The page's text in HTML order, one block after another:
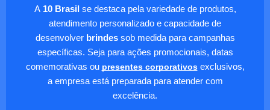
A10 Brasilse destaca pela variedade de produtos,
atendimento personalizado e capacidade de
desenvolver brindessob medida para campanhas
específicas. Seja para ações promocionais, datas
comemorativas ou presentes corporativosexclusivos,
a empresa está preparada para atender com
excelência.